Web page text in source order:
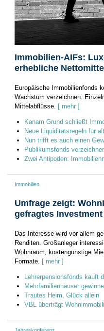
Immobilien-AIFs:
erhebliche
Europäische Immobilienfonds
Wachstum verzeichnen.
Mittelabflüsse. [ mehr ]
Kanam Grund schließt
Neue Liquiditätsregeln für
Nun trifft es auch einen
Publikumsfonds
Zwei Antipoden:
Immobilien
Umfrage zeigt:
gefragtes Investment
Das Interesse wird vor allem
Renditen. Großanleger
Wohnraum, kostengünstige
Formate. [ mehr ]
Lehrerpensionsfonds kauft
Mehrfamilienhäuser
Trautes Heim, Glück allein
VBL überträgt